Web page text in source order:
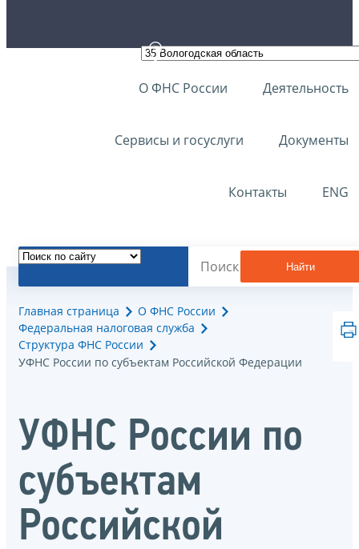
О ФНС России Деятельность
Сервисы и госуслуги Документы
Контакты ENG
Найти
Главная страница
О ФНС России
Федеральная налоговая служба
Структура ФНС России
УФНС России по субъектам Российской Федерации
УФНС России по
субъектам
Российской